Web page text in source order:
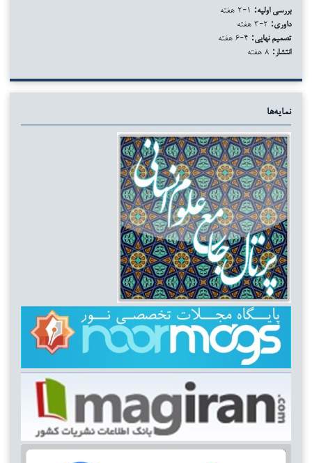
بررسی اولیه:
داوری:
تصمیم نهایی:
انتشار:
نمایه‌ها